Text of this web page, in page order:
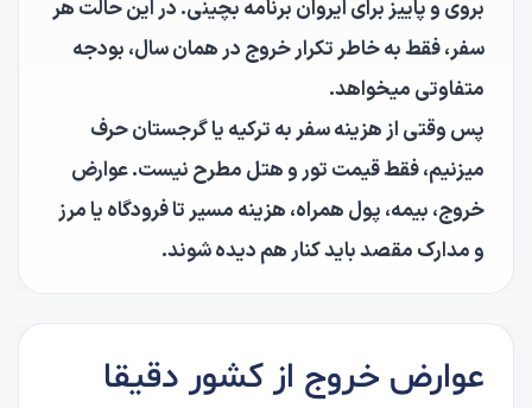
بروی و پاییز برای ایروان برنامه بچینی. در این حالت هر
سفر، فقط به خاطر تکرار خروج در همان سال، بودجه
متفاوتی میخواهد.
پس وقتی از هزینه سفر به ترکیه یا گرجستان حرف
میزنیم، فقط قیمت تور و هتل مطرح نیست. عوارض
خروج، بیمه، پول همراه، هزینه مسیر تا فرودگاه یا مرز
و مدارک مقصد باید کنار هم دیده شوند.
عوارض خروج از کشور دقیقا